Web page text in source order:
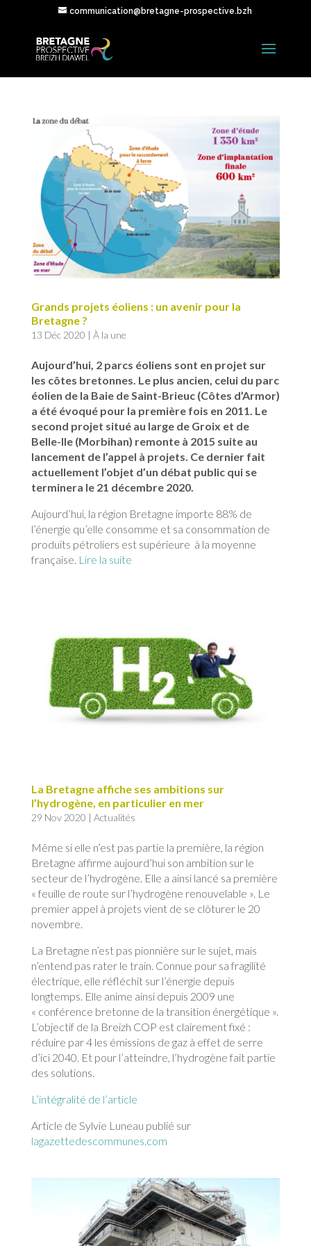
communication@bretagne-prospective.bzh
Grands projets éoliens : un avenir pour la
Bretagne ?
13 Déc 2020 | À la une
Aujourd’hui, 2 parcs éoliens sont en projet sur
les côtes bretonnes. Le plus ancien, celui du parc
éolien de la Baie de Saint-Brieuc (Côtes d’Armor)
a été évoqué pour la première fois en 2011. Le
second projet situé au large de Groix et de
Belle-Ile (Morbihan) remonte à 2015 suite au
lancement de l’appel à projets. Ce dernier fait
actuellement l’objet d’un débat public qui se
terminera le 21 décembre 2020.
Aujourd’hui, la région Bretagne importe 88% de
l’énergie qu’elle consomme et sa consommation de
produits pétroliers est supérieure à la moyenne
française. Lire la suite
La Bretagne affiche ses ambitions sur
l’hydrogène, en particulier en mer
29 Nov 2020 | Actualités
Même si elle n’est pas partie la première, la région
Bretagne affirme aujourd’hui son ambition sur le
secteur de l’hydrogène. Elle a ainsi lancé sa première
« feuille de route sur l’hydrogène renouvelable ». Le
premier appel à projets vient de se clôturer le 20
novembre.
La Bretagne n’est pas pionnière sur le sujet, mais
n’entend pas rater le train. Connue pour sa fragilité
électrique, elle réfléchit sur l’énergie depuis
longtemps. Elle anime ainsi depuis 2009 une
« conférence bretonne de la transition énergétique ».
L’objectif de la Breizh COP est clairement fixé :
réduire par 4 les émissions de gaz à effet de serre
d’ici 2040. Et pour l’atteindre, l’hydrogène fait partie
des solutions.
L’intégralité de l’article
Article de Sylvie Luneau publié sur
lagazettedescommunes.com